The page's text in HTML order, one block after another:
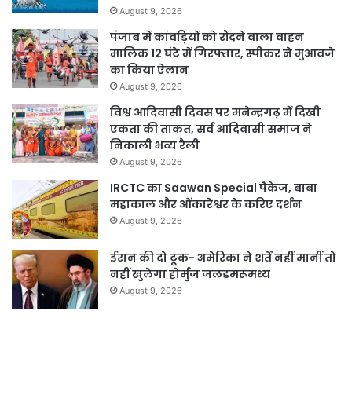
August 9, 2026
पंजाब में कांवड़ियों को रौंदने वाला वाहन
मालिक 12 घंटे में गिरफ्तार, स्पीकर ने मुआवजे
का किया ऐलान
August 9, 2026
विश्व आदिवासी दिवस पर मनेन्द्रगढ़ में दिखी
एकता की ताकत, सर्व आदिवासी समाज ने
निकाली भव्य रैली
August 9, 2026
IRCTC का Saawan Special पैकेज, बाबा
महाकाल और ओंकारेश्वर के करिए दर्शन
August 9, 2026
ईरान की दो टूक- अमेरिका ने शर्तें नहीं मानीं तो
नहीं खुलेगा होर्मुज जलडमरूमध्य
August 9, 2026